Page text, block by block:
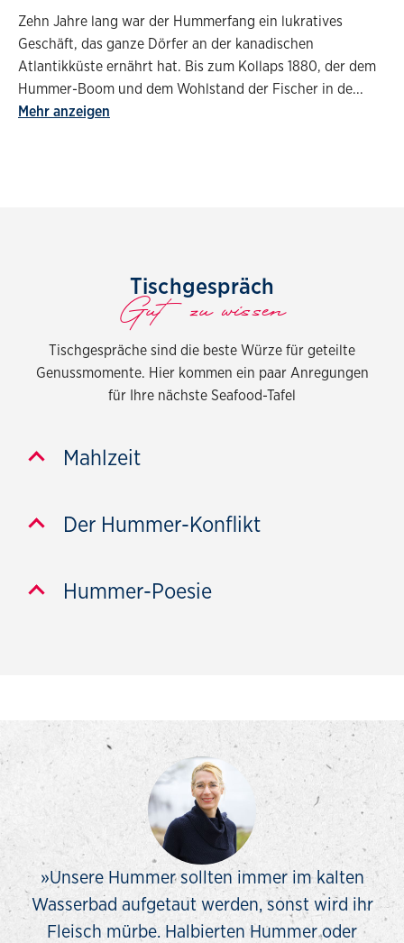
Zehn Jahre lang war der Hummerfang ein lukratives
Geschäft, das ganze Dörfer an der kanadischen
Atlantikküste ernährt hat. Bis zum Kollaps 1880, der dem
Hummer-Boom und dem Wohlstand der Fischer in de...
Mehr anzeigen
Tischgespräch
Gut zu wissen
Tischgespräche sind die beste Würze für geteilte
Genussmomente. Hier kommen ein paar Anregungen
für Ihre nächste Seafood-Tafel
Mahlzeit
Der Hummer-Konflikt
Hummer-Poesie
»Unsere Hummer sollten immer im kalten
Wasserbad aufgetaut werden, sonst wird ihr
Fleisch mürbe. Halbierten Hummer oder